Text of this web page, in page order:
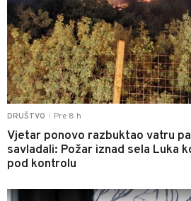
DRUŠTVO Pre 8 h
Vjetar ponovo razbuktao vatru
savladali: Požar iznad sela Luka
pod kontrolu